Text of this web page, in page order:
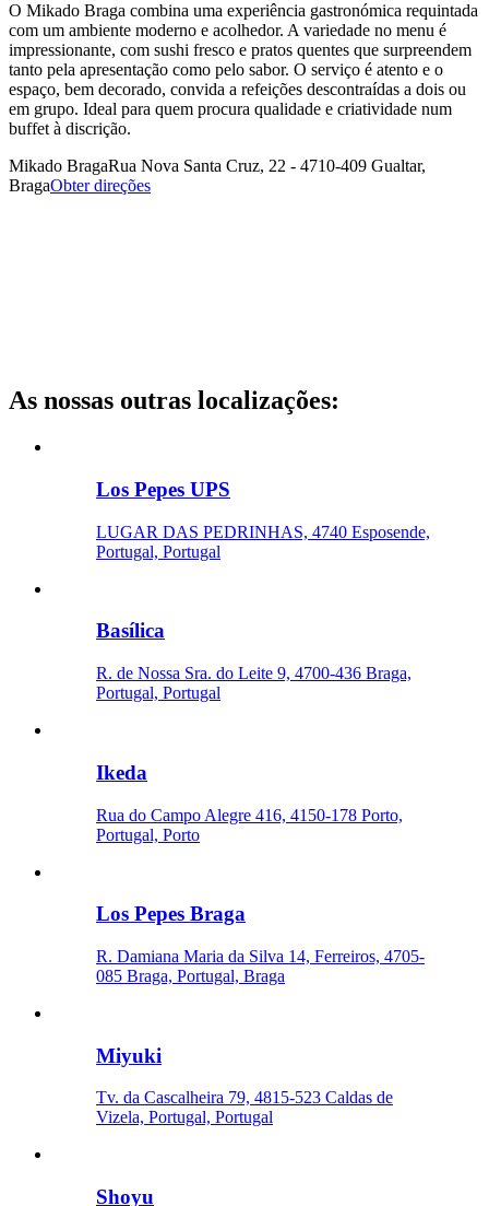
O Mikado Braga combina uma experiência gastronómica requintada
com um ambiente moderno e acolhedor. A variedade no menu é
impressionante, com sushi fresco e pratos quentes que surpreendem
tanto pela apresentação como pelo sabor. O serviço é atento e o
espaço, bem decorado, convida a refeições descontraídas a dois ou
em grupo. Ideal para quem procura qualidade e criatividade num
buffet à discrição.
Mikado BragaRua Nova Santa Cruz, 22 - 4710-409 Gualtar,
BragaObter direções
As nossas outras localizações:
Los Pepes UPS
LUGAR DAS PEDRINHAS, 4740 Esposende,
Portugal, Portugal
Basílica
R. de Nossa Sra. do Leite 9, 4700-436 Braga,
Portugal, Portugal
Ikeda
Rua do Campo Alegre 416, 4150-178 Porto,
Portugal, Porto
Los Pepes Braga
R. Damiana Maria da Silva 14, Ferreiros, 4705-
085 Braga, Portugal, Braga
Miyuki
Tv. da Cascalheira 79, 4815-523 Caldas de
Vizela, Portugal, Portugal
Shoyu